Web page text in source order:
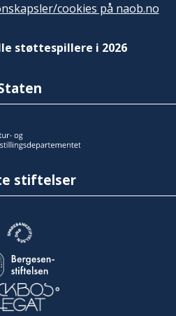
cookies på naob.no
støttespillere i 2026
stiftelser